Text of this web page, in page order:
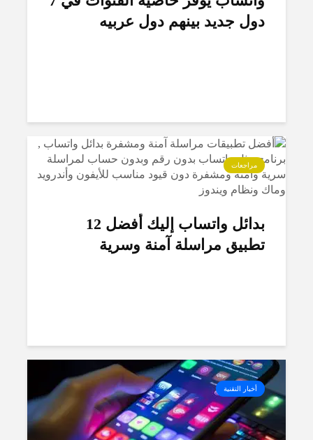
دول جديد بينهم دول عربيه
مراجعات
بدائل واتساب إليك أفضل 12
تطبيق مراسلة آمنة وسرية
أخبار التقنية